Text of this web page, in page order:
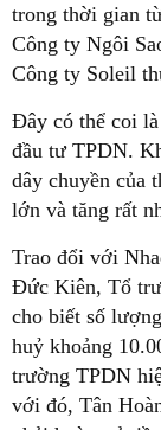
trong thời gian
Công ty Ngôi
Công ty Soleil
Đây có thể coi
đầu tư TPDN.
dây chuyền của
lớn và tăng rất
Trao đổi với
Đức Kiên, Tổ
cho biết số
huỷ khoảng
trường TPDN
với đó, Tân